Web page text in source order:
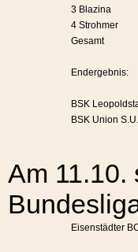
3 Blazina
4 Strohmer
Gesamt
Endergebnis:
BSK
BSK Union S.U.
Am 11.10.
Eisenstädter